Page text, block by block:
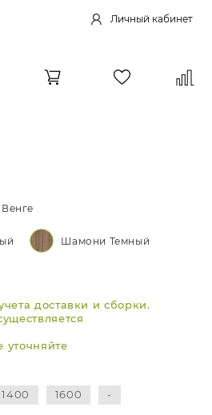
Личный кабинет
Венге
Шамони Темный
доставки и сборки.
уточняйте
1400 1600 -